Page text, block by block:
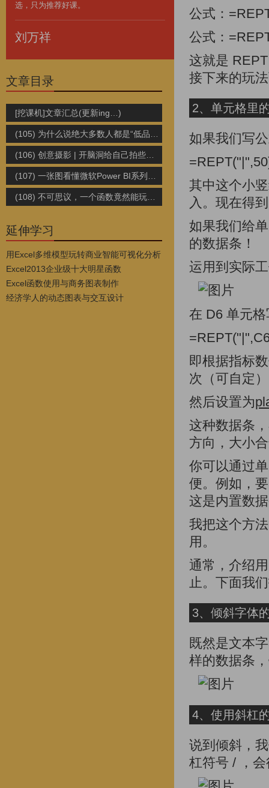
选，只为推荐好课。
刘万祥
文章目录
[挖课机]文章汇总(更新ing…)
延伸学习
用Excel多维模型玩转商业智能可视化分析
Excel2013企业级十大明星函数
Excel函数使用与商务图表制作
经济学人的动态图表与交互设计
公式：
公式：
这就是
接下来的玩
2、单元格里
如果我们写
其中这个小
入。现在得
如果我们给
的数据条！
运用到实际
在 D6 单元
即根据指标
次（可自定
然后设置为
这种数据条
方向，大小
你可以通过
便。例如，
这是内置数
我把这个方
用。
通常，介绍
止。下面我
3、倾斜字体
既然是文本
样的数据条
4、使用斜杠
说到倾斜，
杠符号 / ，